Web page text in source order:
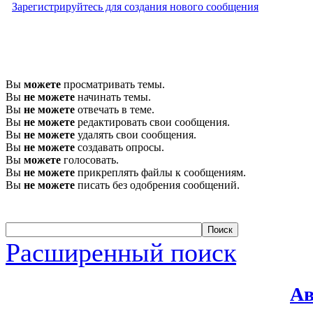
Зарегистрируйтесь для создания нового сообщения
Вы можете просматривать темы.
Вы не можете начинать темы.
Вы не можете отвечать в теме.
Вы не можете редактировать свои сообщения.
Вы не можете удалять свои сообщения.
Вы не можете создавать опросы.
Вы можете голосовать.
Вы не можете прикреплять файлы к сообщениям.
Вы не можете писать без одобрения сообщений.
Расширенный поиск